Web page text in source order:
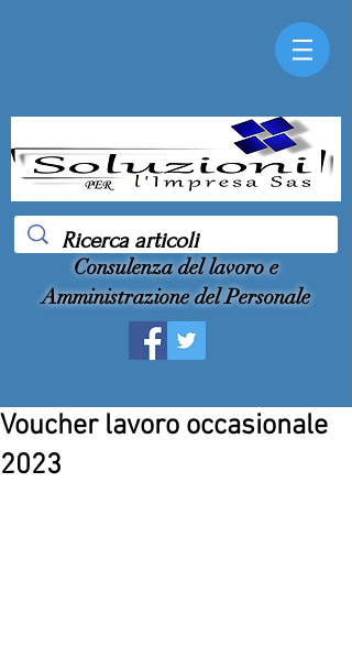
Consulenza del lavoro e
Amministrazione del Personale
Voucher lavoro occasionale
2023